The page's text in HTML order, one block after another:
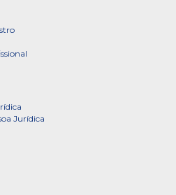
Jurídica